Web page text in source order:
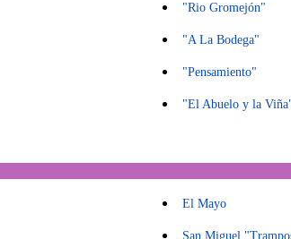
"Rio Gromejón"
"A La Bodega"
"Pensamiento"
"El Abuelo y la
El Mayo
San Miguel